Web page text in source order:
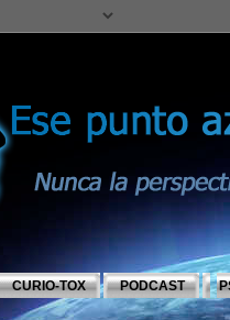
CURIO-TOX PODCAST